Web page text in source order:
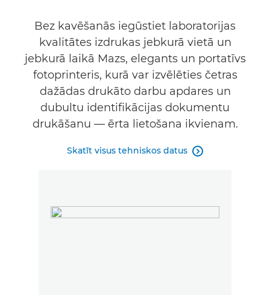
Bez kavēšanās iegūstiet laboratorijas
kvalitātes izdrukas jebkurā vietā un
jebkurā laikā Mazs, elegants un portatīvs
fotoprinteris, kurā var izvēlēties četras
dažādas drukāto darbu apdares un
dubultu identifikācijas dokumentu
drukāšanu — ērta lietošana ikvienam.
Skatīt visus tehniskos datus 